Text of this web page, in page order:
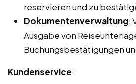
reservieren und zu
Dokumentenverwaltung:
Ausgabe von
Buchungsbestätigungen
Kundenservice: